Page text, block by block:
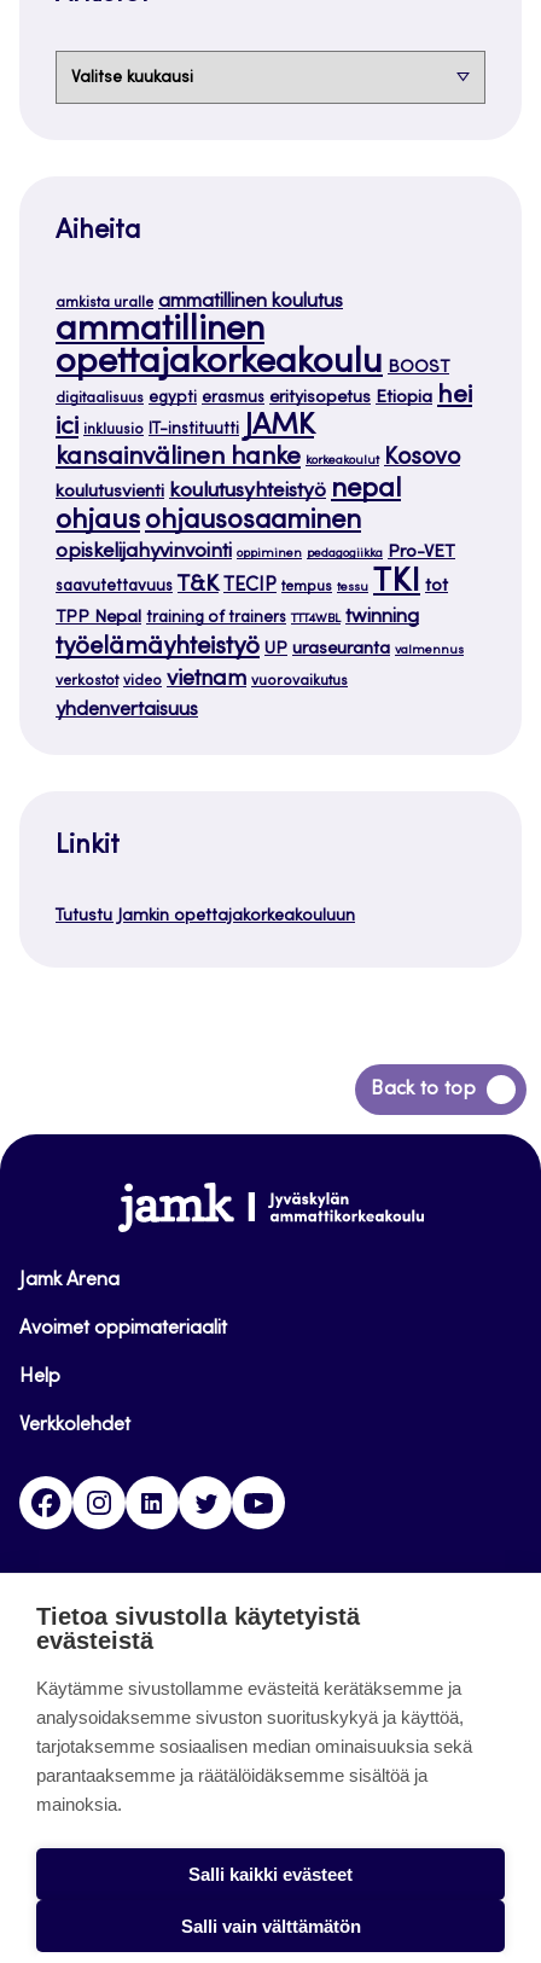
Aiheita
amkista uralle ammatillinen koulutus
ammatillinen
opettajakorkeakoulu BOOST
digitaalisuus egypti erasmus erityisopetus Etiopia hei
ici inkluusio IT-instituutti JAMK
kansainvälinen hanke korkeakoulut Kosovo
koulutusvienti koulutusyhteistyö nepal
ohjaus ohjausosaaminen
opiskelijahyvinvointi oppiminen pedagogiikka Pro-VET
saavutettavuus T&K TECIP tempus tessu TKI tot
TPP Nepal training of trainers TTT4WBL twinning
työelämäyhteistyö UP uraseuranta valmennus
verkostot video vietnam vuorovaikutus
yhdenvertaisuus
Linkit
Tutustu Jamkin opettajakorkeakouluun
Back to top
Siirry
takaisin
www.jamk.fi
Jamk Arena
Avoimet oppimateriaalit
Help
Verkkolehdet
FacebookInstagramLinkedinTwitter
päättynyt 11.9.2023.
About the site
Käyttöehdot
Saavutettavuusseloste
Alasottoilmoitus
Tietoa sivustolla käytetyistä
evästeistä
Käytämme sivustollamme evästeitä kerätäksemme ja
analysoidaksemme sivuston suorituskykyä ja käyttöä,
tarjotaksemme sosiaalisen median ominaisuuksia sekä
parantaaksemme ja räätälöidäksemme sisältöä ja
mainoksia.
Salli kaikki evästeet
Salli vain välttämätön